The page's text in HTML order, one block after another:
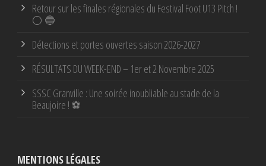
Retour sur les finales régionales du Festival Foot U13 Pitch !
⚪ 🔵
Détections et portes ouvertes saison 2026-2027
RÉSULTATS DU WEEK-END – 1er et 2 Novembre 2025
SSSC Granville : Une soirée inoubliable au stade de la
Beaujoire ! ⚽
MENTIONS LÉGALES